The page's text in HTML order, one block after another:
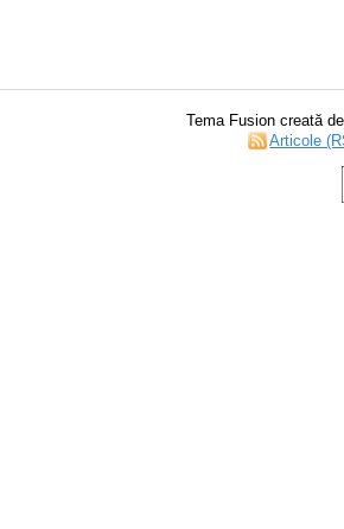
Tema Fusion creată
Articole